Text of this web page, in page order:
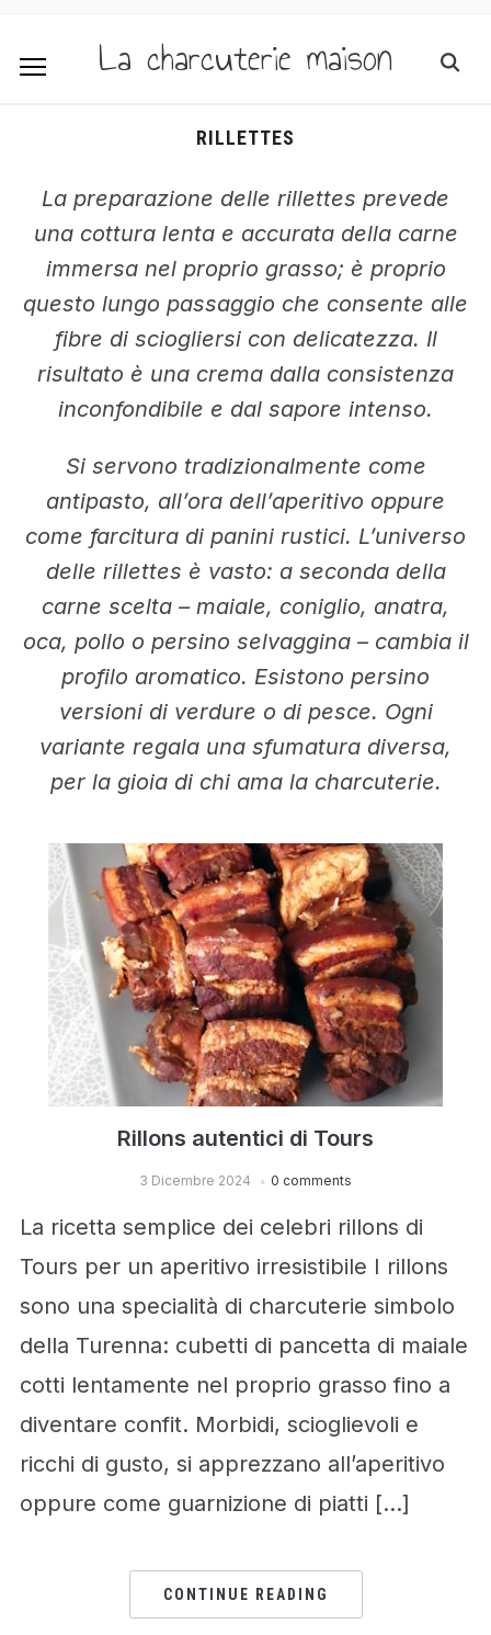
La charcuterie maison
RILLETTES
La preparazione delle rillettes prevede
una cottura lenta e accurata della carne
immersa nel proprio grasso; è proprio
questo lungo passaggio che consente alle
fibre di sciogliersi con delicatezza. Il
risultato è una crema dalla consistenza
inconfondibile e dal sapore intenso.
Si servono tradizionalmente come
antipasto, all’ora dell’aperitivo oppure
come farcitura di panini rustici. L’universo
delle rillettes è vasto: a seconda della
carne scelta – maiale, coniglio, anatra,
oca, pollo o persino selvaggina – cambia il
profilo aromatico. Esistono persino
versioni di verdure o di pesce. Ogni
variante regala una sfumatura diversa,
per la gioia di chi ama la charcuterie.
Rillons autentici di Tours
3 Dicembre 2024 0 comments
La ricetta semplice dei celebri rillons di
Tours per un aperitivo irresistibile I rillons
sono una specialità di charcuterie simbolo
della Turenna: cubetti di pancetta di maiale
cotti lentamente nel proprio grasso fino a
diventare confit. Morbidi, scioglievoli e
ricchi di gusto, si apprezzano all’aperitivo
oppure come guarnizione di piatti […]
CONTINUE READING